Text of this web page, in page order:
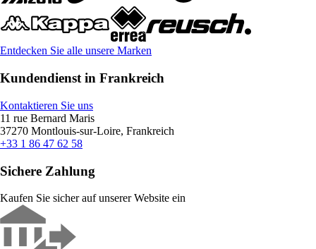
Entdecken Sie alle unsere Marken
Kundendienst in Frankreich
Kontaktieren Sie uns
11 rue Bernard Maris
37270 Montlouis-sur-Loire, Frankreich
+33 1 86 47 62 58
Sichere Zahlung
Kaufen Sie sicher auf unserer Website ein